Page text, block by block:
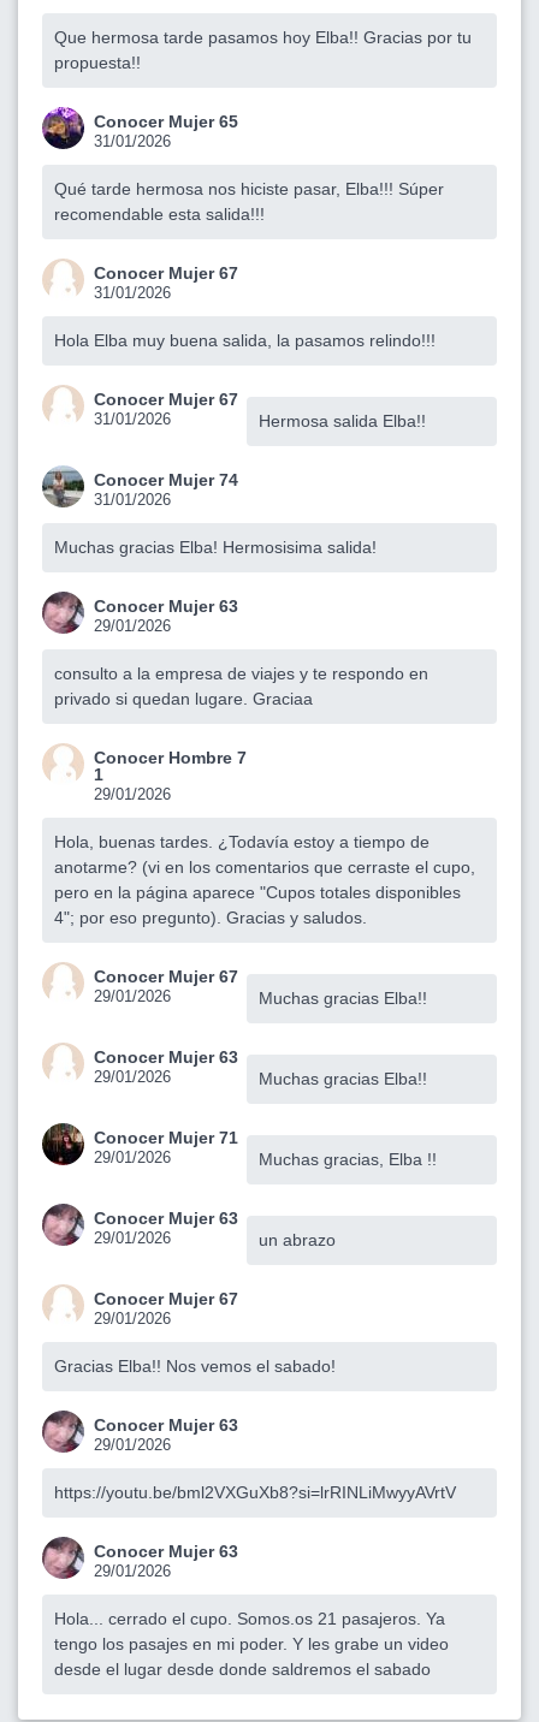
Que hermosa tarde pasamos hoy Elba!! Gracias por tu
propuesta!!
Conocer Mujer 65
31/01/2026
Qué tarde hermosa nos hiciste pasar, Elba!!! Súper
recomendable esta salida!!!
Conocer Mujer 67
31/01/2026
Hola Elba muy buena salida, la pasamos relindo!!!
Conocer Mujer 67
31/01/2026 Hermosa salida Elba!!
Conocer Mujer 74
31/01/2026
Muchas gracias Elba! Hermosisima salida!
Conocer Mujer 63
29/01/2026
consulto a la empresa de viajes y te respondo en
privado si quedan lugare. Graciaa
Conocer Hombre 7
1
29/01/2026
Hola, buenas tardes. ¿Todavía estoy a tiempo de
anotarme? (vi en los comentarios que cerraste el cupo,
pero en la página aparece "Cupos totales disponibles
4"; por eso pregunto). Gracias y saludos.
Conocer Mujer 67
29/01/2026 Muchas gracias Elba!!
Conocer Mujer 63
29/01/2026 Muchas gracias Elba!!
Conocer Mujer 71
29/01/2026 Muchas gracias, Elba !!
Conocer Mujer 63
29/01/2026 un abrazo
Conocer Mujer 67
29/01/2026
Gracias Elba!! Nos vemos el sabado!
Conocer Mujer 63
29/01/2026
https://youtu.be/bml2VXGuXb8?si=lrRINLiMwyyAVrtV
Conocer Mujer 63
29/01/2026
Hola... cerrado el cupo. Somos.os 21 pasajeros. Ya
tengo los pasajes en mi poder. Y les grabe un video
desde el lugar desde donde saldremos el sabado